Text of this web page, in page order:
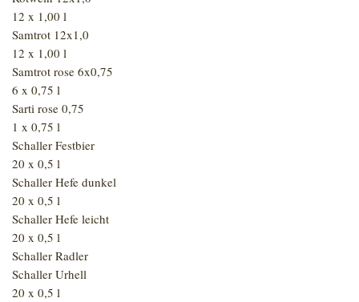
12 x 1,00 l
Samtrot 12x1,0
12 x 1,00 l
Samtrot rose 6x0,75
6 x 0,75 l
Sarti rose 0,75
1 x 0,75 l
Schaller Festbier
20 x 0,5 l
Schaller Hefe dunkel
20 x 0,5 l
Schaller Hefe leicht
20 x 0,5 l
Schaller Radler
Schaller Urhell
20 x 0,5 l